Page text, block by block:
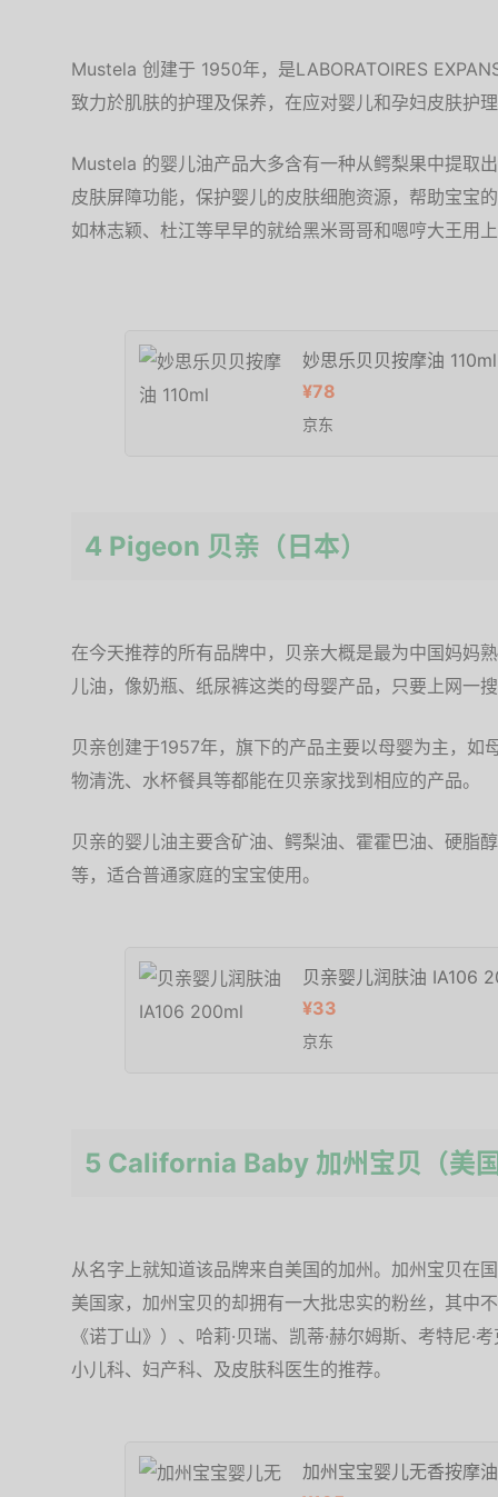
Mustela 创建于 1950年，是LABORATOIRES
致力於肌肤的护理及保养，在应对婴儿和孕妇皮肤护
Mustela 的婴儿油产品大多含有一种从鳄梨果中提取
皮肤屏障功能，保护婴儿的皮肤细胞资源，帮助宝宝
如林志颖、杜江等早早的就给黑米哥哥和嗯哼大王用
妙思乐贝贝按摩油 110ml
¥78
京东
4 Pigeon 贝亲（日本）
在今天推荐的所有品牌中，贝亲大概是最为中国妈妈
儿油，像奶瓶、纸尿裤这类的母婴产品，只要上网一
贝亲创建于1957年，旗下的产品主要以母婴为主，如
物清洗、水杯餐具等都能在贝亲家找到相应的产品。
贝亲的婴儿油主要含矿油、鳄梨油、霍霍巴油、硬脂
等，适合普通家庭的宝宝使用。
贝亲婴儿润肤油 IA106
¥33
京东
5 California Baby 加州宝贝（美
从名字上就知道该品牌来自美国的加州。加州宝贝在
美国家，加州宝贝的却拥有一大批忠实的粉丝，其中
《诺丁山》）、哈莉·贝瑞、凯蒂·赫尔姆斯、考特尼
小儿科、妇产科、及皮肤科医生的推荐。
加州宝宝婴儿无香按摩